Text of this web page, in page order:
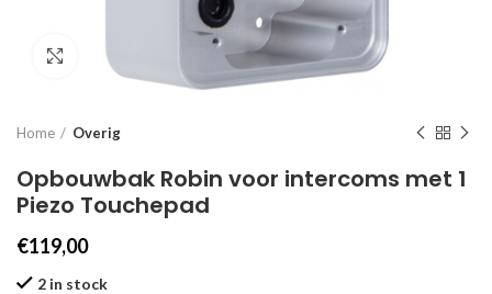
Click to enlarge
Home Overig
Opbouwbak Robin voor intercoms met 1
Piezo Touchepad
€119,00
2 in stock